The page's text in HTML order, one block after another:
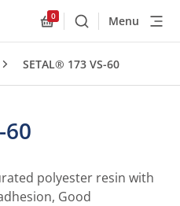
0
BuscarMenu
SETAL® 173 VS-60
60
polyester resin with
Good